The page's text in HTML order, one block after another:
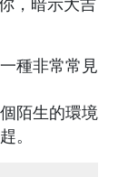
種非常常見
陌生的環境
。